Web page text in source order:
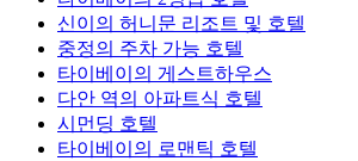
신이의 허니문 리조트 및 호텔
중정의 주차 가능 호텔
타이베이의 게스트하우스
다안 역의 아파트식 호텔
시먼딩 호텔
타이베이의 로맨틱 호텔